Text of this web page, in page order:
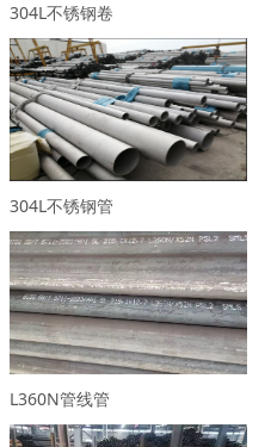
304L不锈钢卷
304L不锈钢管
L360N管线管